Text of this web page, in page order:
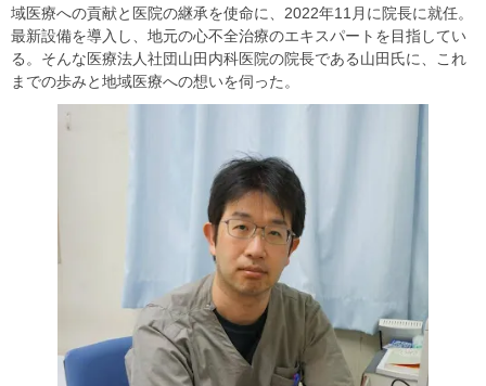
域医療への貢献と医院の継承を使命に、2022年11月に院長に就任。
最新設備を導入し、地元の心不全治療のエキスパートを目指してい
る。そんな医療法人社団山田内科医院の院長である山田氏に、これ
までの歩みと地域医療への想いを伺った。